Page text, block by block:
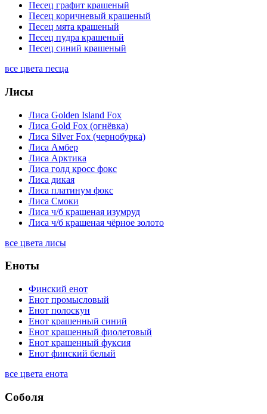
Песец графит крашеный
Песец коричневый крашеный
Песец мята крашеный
Песец пудра крашеный
Песец синий крашеный
все цвета песца
Лисы
Лиса Golden Island Fox
Лиса Gold Fox (огнёвка)
Лиса Silver Fox (чернобурка)
Лиса Амбер
Лиса Арктика
Лиса голд кросс фокс
Лиса дикая
Лиса платинум фокс
Лиса Смоки
Лиса ч/б крашеная изумруд
Лиса ч/б крашеная чёрное золото
все цвета лисы
Еноты
Финский енот
Енот промысловый
Енот полоскун
Енот крашенный синий
Енот крашенный фиолетовый
Енот крашенный фуксия
Енот финский белый
все цвета енота
Соболя